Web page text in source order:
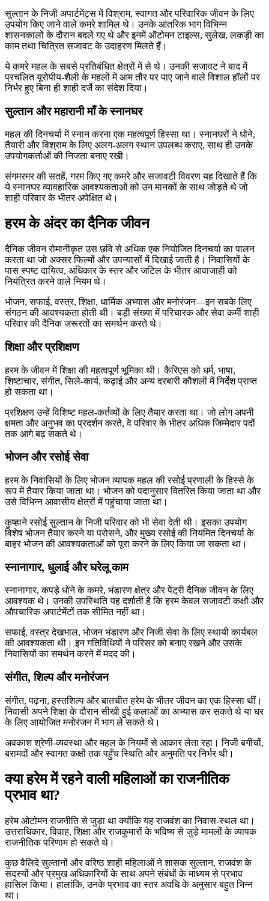
सुल्तान के निजी अपार्टमेंट्स में विश्राम, स्वागत और परिवारिक जीवन के लिए
उपयोग किए जाने वाले कमरे शामिल थे। उनके आंतरिक भाग विभिन्न
शासनकालों के दौरान बदले गए थे और इनमें ऑटोमन टाइल्स, सुलेख, लकड़ी का
काम तथा चित्रित सजावट के उदाहरण मिलते हैं।
ये कमरे महल के सबसे प्रतिबंधित क्षेत्रों में से थे। उनकी सजावट ने बाद में
प्रचलित यूरोपीय-शैली के महलों में आम तौर पर पाए जाने वाले विशाल हॉलों पर
निर्भर हुए बिना ही शाही दर्जे का संदेश दिया।
सुल्तान और महारानी माँ के स्नानघर
महल की दिनचर्या में स्नान करना एक महत्वपूर्ण हिस्सा था। स्नानघरों ने धोने,
तैयारी और विश्राम के लिए अलग-अलग स्थान उपलब्ध कराए, साथ ही उनके
उपयोगकर्ताओं की निजता बनाए रखी।
संगमरमर की सतहें, गरम किए गए कमरे और सजावटी विवरण यह दिखाते हैं कि
ये स्नानघर व्यावहारिक आवश्यकताओं को उन मानकों के साथ जोड़ते थे जो
शाही परिवार के भीतर अपेक्षित थे।
हरम के अंदर का दैनिक जीवन
दैनिक जीवन रोमानीकृत उस छवि से अधिक एक नियोजित दिनचर्या का पालन
करता था जो अक्सर फिल्मों और उपन्यासों में दिखाई जाती है। निवासियों के
पास स्पष्ट दायित्व, अधिकार के स्तर और जटिल के भीतर आवाजाही को
नियंत्रित करने वाले नियम थे।
भोजन, सफाई, वस्त्र, शिक्षा, धार्मिक अभ्यास और मनोरंजन—इन सबके लिए
संगठन की आवश्यकता होती थी। बड़ी संख्या में परिचारक और सेवा कर्मी शाही
परिवार की दैनिक जरूरतों का समर्थन करते थे।
शिक्षा और प्रशिक्षण
हरम के जीवन में शिक्षा की महत्वपूर्ण भूमिका थी। कैरिएस को धर्म, भाषा,
शिष्टाचार, संगीत, सिले-कार्य, कढ़ाई और अन्य दरबारी कौशलों में निर्देश प्राप्त
हो सकता था।
प्रशिक्षण उन्हें विशिष्ट महल-कर्तव्यों के लिए तैयार करता था। जो लोग अपनी
क्षमता और अनुभव का प्रदर्शन करते, वे परिवार के भीतर अधिक जिम्मेदार पदों
तक आगे बढ़ सकते थे।
भोजन और रसोई सेवा
हरम के निवासियों के लिए भोजन व्यापक महल की रसोई प्रणाली के हिस्से के
रूप में तैयार किया जाता था। भोजन को पदानुसार वितरित किया जाता था और
उसे विभिन्न आवासीय क्षेत्रों में पहुंचाया जाता था।
कुष्हाने रसोई सुल्तान के निजी परिवार को भी सेवा देती थी। इसका उपयोग
विशेष भोजन तैयार करने या परोसने, और मुख्य रसोई की नियमित दिनचर्या के
बाहर भोजन की आवश्यकताओं को पूरा करने के लिए किया जा सकता था।
स्नानागार, धुलाई और घरेलू काम
स्नानागार, कपड़े धोने के कमरे, भंडारण क्षेत्र और पेंट्री दैनिक जीवन के लिए
आवश्यक थे। उनकी उपस्थिति यह दर्शाती है कि हरम केवल सजावटी कक्षों और
औपचारिक अपार्टमेंटों तक सीमित नहीं था।
सफाई, वस्त्र देखभाल, भोजन भंडारण और निजी सेवा के लिए स्थायी कार्यबल
की आवश्यकता थी। इन गतिविधियों ने परिसर को बनाए रखने और उसके
निवासियों का समर्थन करने में मदद की।
संगीत, शिल्प और मनोरंजन
संगीत, पढ़ना, हस्तशिल्प और बातचीत हरेम के भीतर जीवन का एक हिस्सा थीं।
निवासी अपने शिक्षा के दौरान सीखी हुई कलाओं का अभ्यास कर सकते थे या घर
के लिए आयोजित मनोरंजन में भाग ले सकते थे।
अवकाश श्रेणी-व्यवस्था और महल के नियमों से आकार लेता रहा। निजी बगीचों,
बरामदों और स्वागत कक्षों तक पहुँच स्थिति और अनुमति पर निर्भर थी।
क्या हरेम में रहने वाली महिलाओं का राजनीतिक
प्रभाव था?
हरेम ओटोमन राजनीति से जुड़ा था क्योंकि यह राजवंश का निवास-स्थल था।
उत्तराधिकार, विवाह, शिक्षा और राजकुमारों के भविष्य से जुड़े मामलों के व्यापक
राजनीतिक परिणाम हो सकते थे।
कुछ वैलिदे सुल्तानों और वरिष्ठ शाही महिलाओं ने शासक सुल्तान, राजवंश के
सदस्यों और प्रमुख अधिकारियों के साथ अपने संबंधों के माध्यम से प्रभाव
हासिल किया। हालांकि, उनके प्रभाव का स्तर अवधि के अनुसार बहुत भिन्न
था।